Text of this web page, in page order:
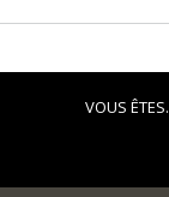
VOUS